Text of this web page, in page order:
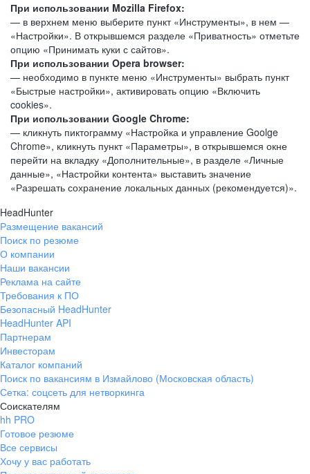
При использовании Mozilla Firefox:
— в верхнем меню выберите пункт «Инструменты», в нем —
«Настройки». В открывшемся разделе «Приватность» отметьте
опцию «Принимать куки с сайтов».
При использовании Opera browser:
— необходимо в пункте меню «Инструменты» выбрать пункт
«Быстрые настройки», активировать опцию «Включить
cookies».
При использовании Google Chrome:
— кликнуть пиктограмму «Настройка и управление Goolge
Chrome», кликнуть пункт «Параметры», в открывшемся окне
перейти на вкладку «Дополнительные», в разделе «Личные
данные», «Настройки контента» выставить значение
«Разрешать сохранение локальных данных (рекомендуется)».
HeadHunter
Размещение вакансий
Поиск по резюме
О компании
Наши вакансии
Реклама на сайте
Требования к ПО
Безопасный HeadHunter
HeadHunter API
Партнерам
Инвесторам
Каталог компаний
Поиск по вакансиям в Измайлово (Московская область)
Сетка: соцсеть для нетворкинга
Соискателям
hh PRO
Готовое резюме
Все сервисы
Хочу у вас работать